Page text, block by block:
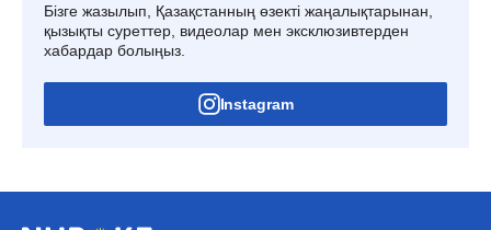
Бізге жазылып, Қазақстанның өзекті жаңалықтарынан,
қызықты суреттер, видеолар мен эксклюзивтерден
хабардар болыңыз.
Instagram